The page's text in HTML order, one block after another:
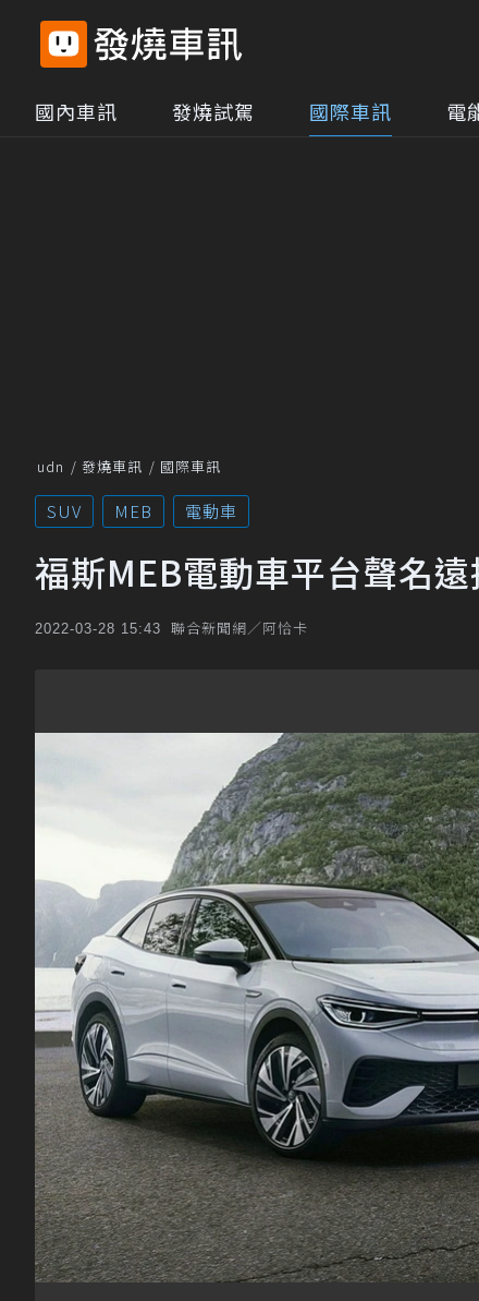
國內車訊 發燒試駕 國際車訊 電
udn 發燒車訊 國際車訊
SUV MEB 電動車
福斯MEB電動車平台聲名
2022-03-28 15:43 聯合新聞網／阿恰卡